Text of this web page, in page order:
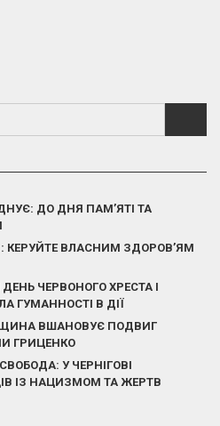
ДО ДНЯ ПАМ’ЯТІ ТА
ВЛАСНИМ ЗДОРОВ’ЯМ
ЧЕРВОНОГО ХРЕСТА І
ГУМАННОСТІ В ДІЇ
ВШАНОВУЄ ПОДВИГ
ГРИЦЕНКО
У ЧЕРНІГОВІ
ІЗ НАЦИЗМОМ ТА ЖЕРТВ